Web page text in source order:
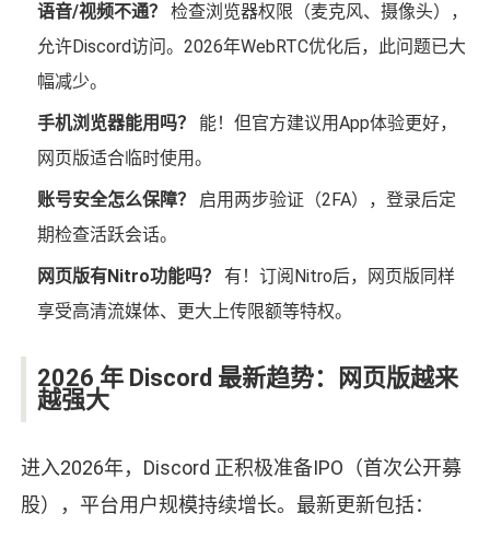
语音/视频不通？
检查浏览器权限（麦克风、摄像头），
允许Discord访问。2026年WebRTC优化后，此问题已大
幅减少。
手机浏览器能用吗？
能！但官方建议用App体验更好，
网页版适合临时使用。
账号安全怎么保障？
启用两步验证（2FA），登录后定
期检查活跃会话。
网页版有Nitro功能吗？
有！订阅Nitro后，网页版同样
享受高清流媒体、更大上传限额等特权。
2026 年 Discord 最新趋势：网页版越来
越强大
进入2026年，Discord 正积极准备IPO（首次公开募
股），平台用户规模持续增长。最新更新包括：